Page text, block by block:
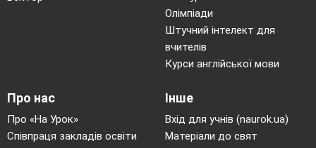
Олімпіади
Штучний інтелект для
вчителів
Курси англійської мови
Про нас
Про «На Урок»
Співпраця закладів освіти
Інше
Вхід для учнів (naurok.ua)
Матеріали до свят